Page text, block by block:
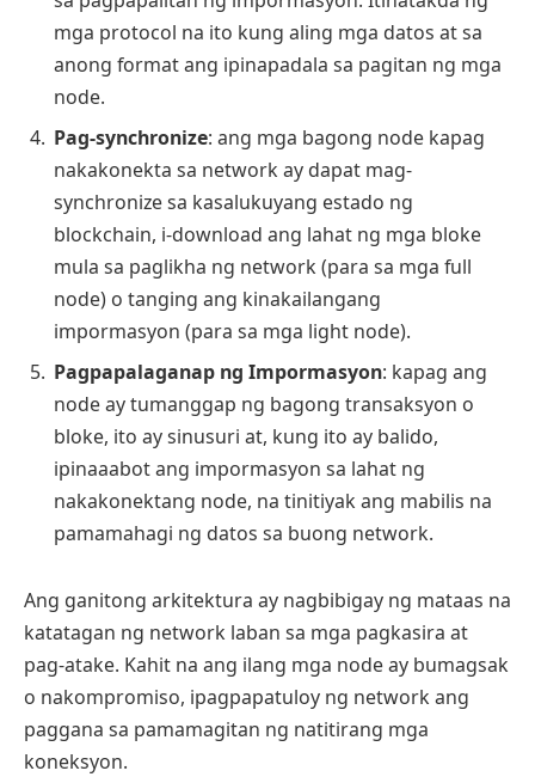
mga protocol na ito kung aling mga datos at sa
anong format ang ipinapadala sa pagitan ng mga
node.
Pag-synchronize: ang mga bagong node kapag
nakakonekta sa network ay dapat mag-
synchronize sa kasalukuyang estado ng
blockchain, i-download ang lahat ng mga bloke
mula sa paglikha ng network (para sa mga full
node) o tanging ang kinakailangang
impormasyon (para sa mga light node).
Pagpapalaganap ng Impormasyon: kapag ang
node ay tumanggap ng bagong transaksyon o
bloke, ito ay sinusuri at, kung ito ay balido,
ipinaaabot ang impormasyon sa lahat ng
nakakonektang node, na tinitiyak ang mabilis na
pamamahagi ng datos sa buong network.
Ang ganitong arkitektura ay nagbibigay ng mataas na
katatagan ng network laban sa mga pagkasira at
pag-atake. Kahit na ang ilang mga node ay bumagsak
o nakompromiso, ipagpapatuloy ng network ang
paggana sa pamamagitan ng natitirang mga
koneksyon.